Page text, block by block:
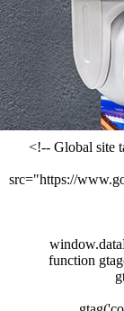
<!-- Global site
src="https://
function